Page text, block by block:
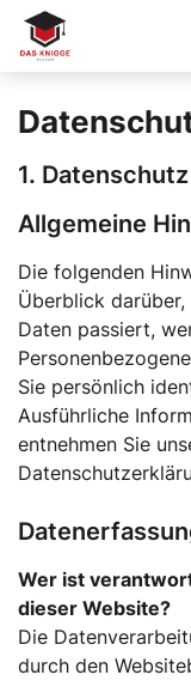
1.
Allgemeine
Die folgenden
Überblick
Daten passiert,
Sie persönlich
Ausführliche
entnehmen Sie
Wer ist
dieser Website?
Die
durch den